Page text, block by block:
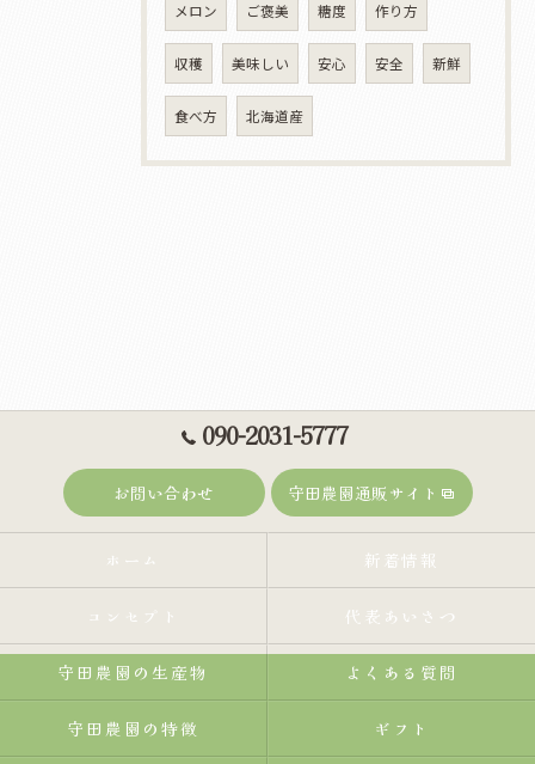
メロン ご褒美 糖度 作り方
収穫 美味しい 安心 安全 新鮮
食べ方 北海道産
090-2031-5777
お問い合わせ 守田農園通販サイト
ホーム 新着情報
コンセプト 代表あいさつ
守田農園の生産物 よくある質問
守田農園の特徴 ギフト